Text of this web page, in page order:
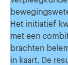
Het initiatief
met een
brachten
in kaart. De